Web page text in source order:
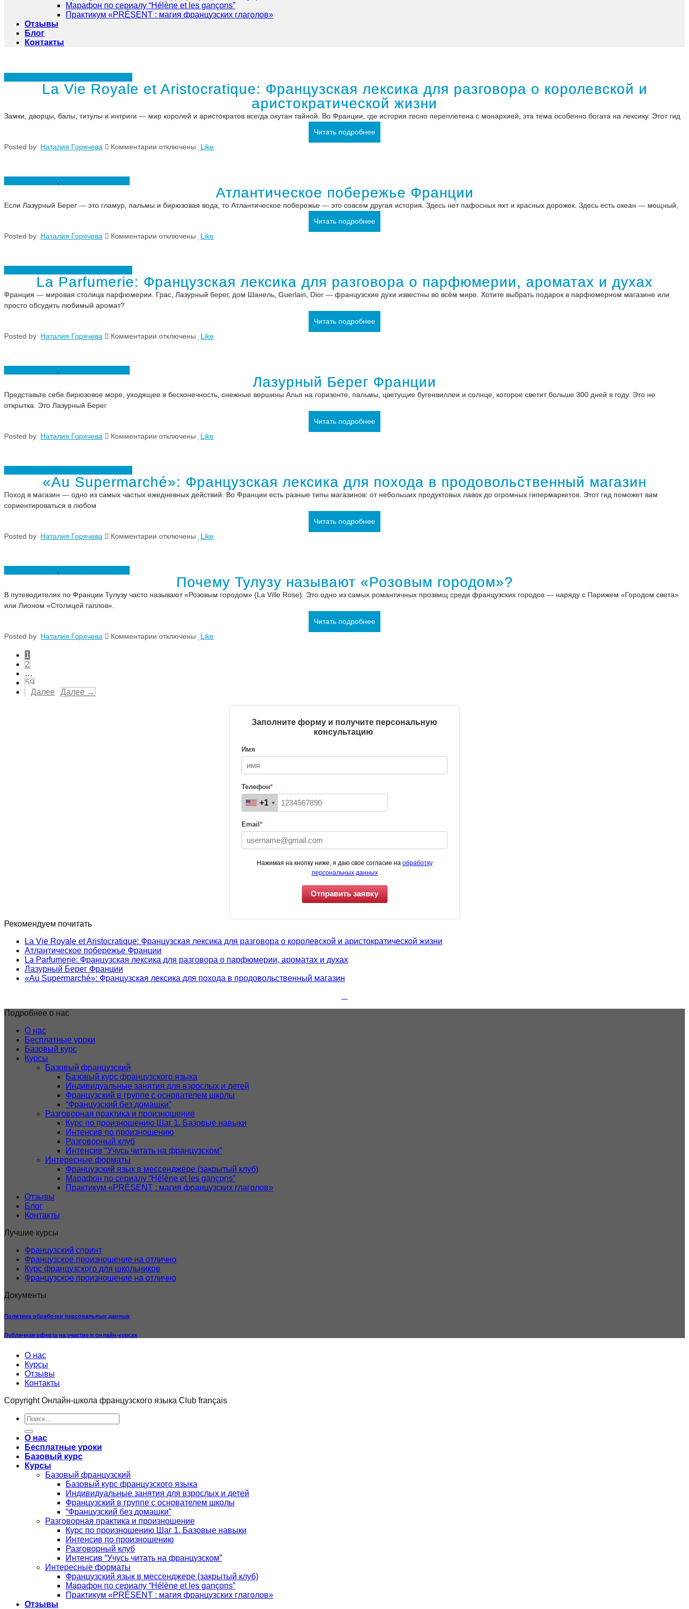
Марафон по сериалу “Hélène et les gançons”
Практикум «PRÉSENT : магия французских глаголов»
Отзывы
Блог
Контакты
La Vie Royale et Aristocratique: Французская лексика для разговора о королевской и
аристократической жизни
Замки, дворцы, балы, титулы и интриги — мир королей и аристократов всегда окутан тайной. Во Франции, где история тесно переплетена с монархией, эта тема особенно богата на лексику. Этот гид
Читать подробнее
Posted by Наталия Горячева Комментарии к
Французская
лексика
о
отключены Like
,
Атлантическое побережье Франции
Если Лазурный Берег — это гламур, пальмы и бирюзовая вода, то Атлантическое побережье — это совсем другая история. Здесь нет пафосных яхт и красных дорожек. Здесь есть океан — мощный,
Читать подробнее
Posted by Наталия Горячева Комментарии котключены Like
La Parfumerie: Французская лексика для разговора о парфюмерии, ароматах и духах
Франция — мировая столица парфюмерии. Грас, Лазурный берег, дом Шанель, Guerlain, Dior — французские духи известны во всём мире. Хотите выбрать подарок в парфюмерном магазине или
просто обсудить любимый аромат?
Читать подробнее
Posted by Наталия Горячева Комментарии к
разговора
духах
отключены Like
,
Лазурный Берег Франции
Представьте себе бирюзовое море, уходящее в бесконечность, снежные вершины Альп на горизонте, пальмы, цветущие бугенвиллеи и солнце, которое светит больше 300 дней в году. Это не
открытка. Это Лазурный Берег
Читать подробнее
Posted by Наталия Горячева Комментарии котключены Like
«Au Supermarché»: Французская лексика для похода в продовольственный магазин
Поход в магазин — одно из самых частых ежедневных действий. Во Франции есть разные типы магазинов: от небольших продуктовых лавок до огромных гипермаркетов. Этот гид поможет вам
сориентироваться в любом
Читать подробнее
Posted by Наталия Горячева Комментарии к
лексика
похода
отключены Like
,
Почему Тулузу называют «Розовым городом»?
В путеводителях по Франции Тулузу часто называют «Розовым городом» (La Ville Rose). Это одно из самых романтичных прозвищ среди французских городов — наряду с Парижем «Городом света»
или Лионом «Столицей галлов».
Читать подробнее
Posted by Наталия Горячева Комментарии котключены Like
1
2
…
59
Далее →
Заполните форму и получите персональную
консультацию
Имя
Телефон*
+1
+1
+1
+1
Email *
Нажимая на кнопку ниже, я даю свое согласие на обработку
персональных данных
Отправить заявку
Рекомендуем почитать
La Vie Royale et Aristocratique: Французская лексика для разговора о королевской и аристократической жизни
Атлантическое побережье Франции
La Parfumerie: Французская лексика для разговора о парфюмерии, ароматах и духах
Лазурный Берег Франции
«Au Supermarché»: Французская лексика для похода в продовольственный магазин
Подробнее о нас
О нас
Бесплатные уроки
Базовый курс
Курсы
Базовый французский
Базовый курс французского языка
Индивидуальные занятия для взрослых и детей
Французский в группе с основателем школы
“Французский без домашки”
Разговорная практика и произношение
Курс по произношению Шаг 1. Базовые навыки
Интенсив по произношению
Разговорный клуб
Интенсив “Учусь читать на французском”
Интересные форматы
Французский язык в мессенджере (закрытый клуб)
Марафон по сериалу “Hélène et les gançons”
Практикум «PRÉSENT : магия французских глаголов»
Отзывы
Блог
Контакты
Лучшие курсы
Французский спринт
Французское произношение на отлично
Курс французского для школьников
Французское произношение на отлично
Документы
Политика обработки персональных данных
Публичная оферта на участие в онлайн-курсах
О нас
Курсы
Отзывы
Контакты
Copyright Онлайн-школа французского языка Club français
Искать:
О нас
Бесплатные уроки
Базовый курс
Курсы
Базовый французский
Базовый курс французского языка
Индивидуальные занятия для взрослых и детей
Французский в группе с основателем школы
“Французский без домашки”
Разговорная практика и произношение
Курс по произношению Шаг 1. Базовые навыки
Интенсив по произношению
Разговорный клуб
Интенсив “Учусь читать на французском”
Интересные форматы
Французский язык в мессенджере (закрытый клуб)
Марафон по сериалу “Hélène et les gançons”
Практикум «PRÉSENT : магия французских глаголов»
Отзывы